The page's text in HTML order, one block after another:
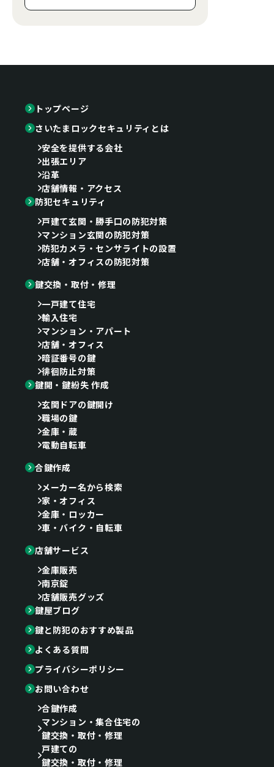
トップページ
さいたまロックセキュリティとは
安全を提供する会社
出張エリア
沿革
店舗情報・アクセス
防犯セキュリティ
戸建て玄関・勝手口の防犯対策
マンション玄関の防犯対策
防犯カメラ・センサライトの設置
店舗・オフィスの防犯対策
鍵交換・取付・修理
一戸建て住宅
輸入住宅
マンション・アパート
店舗・オフィス
暗証番号の鍵
徘徊防止対策
鍵開・鍵紛失 作成
玄関ドアの鍵開け
職場の鍵
金庫・蔵
電動自転車
合鍵作成
メーカー名から検索
家・オフィス
金庫・ロッカー
車・バイク・自転車
店舗サービス
金庫販売
南京錠
店舗販売グッズ
鍵屋ブログ
鍵と防犯のおすすめ製品
よくある質問
プライバシーポリシー
お問い合わせ
合鍵作成
マンション・集合住宅の
鍵交換・取付・修理
戸建ての
鍵交換・取付・修理